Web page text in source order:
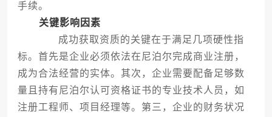
手续。
关键影响因素
成功获取资质的关键在于满足几项硬性指
标。首先是企业必须依法在尼泊尔完成商业注册，
成为合法经营的实体。其次，企业需要配备足够数
量且持有尼泊尔认可资格证书的专业技术人员，如
注册工程师、项目经理等。第三，企业的财务状况